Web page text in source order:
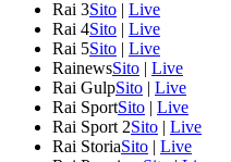
Rai 3Sito | Live
Rai 4Sito | Live
Rai 5Sito | Live
RainewsSito | Live
Rai GulpSito | Live
Rai SportSito | Live
Rai Sport 2Sito | Live
Rai StoriaSito | Live